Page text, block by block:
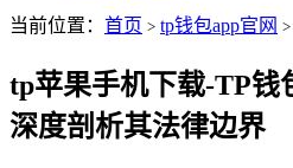
当前位置： 首页 > tp钱包app官网 >
tp苹果手机下载-TP钱
深度剖析其法律边界